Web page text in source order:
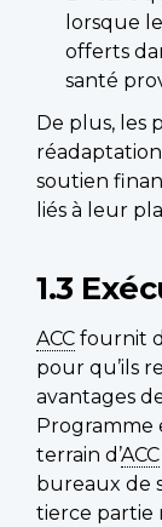
lorsque
offerts
santé
De plus, les
soutien
liés à leur
1.3
ACC fournit
pour qu’ils
avantages
Programme
terrain d’ACC
bureaux de
tierce partie